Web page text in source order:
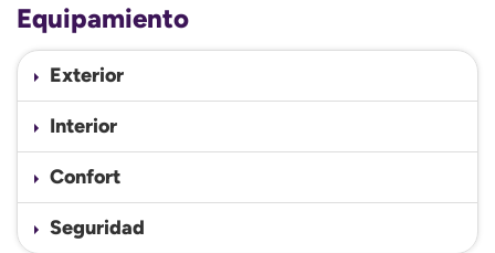
Equipamiento
Exterior
Interior
Confort
Seguridad